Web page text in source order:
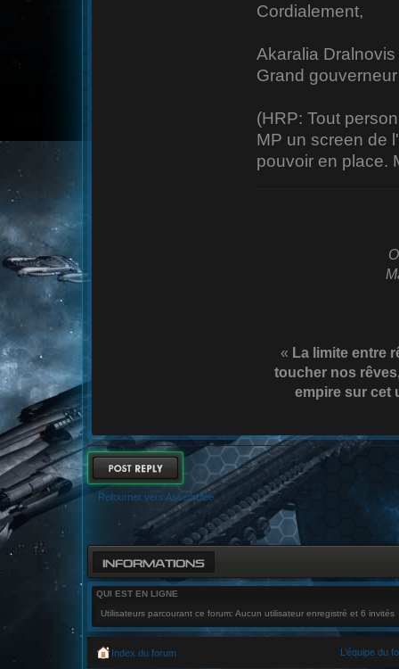
Cordialement,
Akaralia Dralnovis
Grand
(HRP: Tout
MP un screen de
pouvoir en place.
« La limite entre
toucher nos
empire sur cet
RÉPONDRE
Retourner vers Assemblée
INFORMATIONS
QUI EST EN LIGNE
Utilisateurs parcourant ce forum: Aucun utilisateur enregistré et 6 invités
Index du forum L’équipe du